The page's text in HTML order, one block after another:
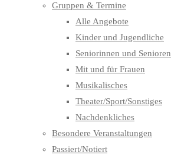
Gruppen & Termine
Alle Angebote
Kinder und Jugendliche
Seniorinnen und Senioren
Mit und für Frauen
Musikalisches
Theater/Sport/Sonstiges
Nachdenkliches
Besondere Veranstaltungen
Passiert/Notiert